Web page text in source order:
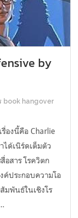
by
book hangover
รื่องนี้คือ Charlie
ได้เนิร์ดเต็มตัว
สาร โรควิตก
ค์ประกอบความโอ
มพันธ์ในเชิงโร